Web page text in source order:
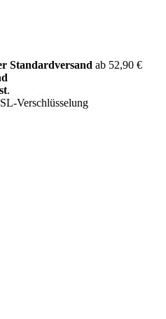
Standardversand ab 52,90 €
.
Verschlüsselung